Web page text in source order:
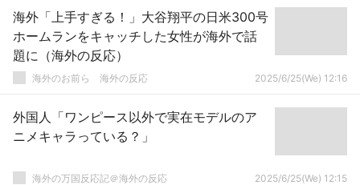
海外「上手すぎる！」大谷翔平の日米300号
ホームランをキャッチした女性が海外で話
題に（海外の反応）
海外のお前ら 海外の反応 2025/6/25(We) 12:16
外国人「ワンピース以外で実在モデルのア
ニメキャラっている？」
海外の万国反応記＠海外の反応 2025/6/25(We) 12:15